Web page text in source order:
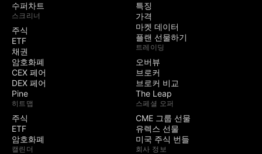
수퍼차트
스크리너
주식
ETF
채권
암호화폐
CEX 페어
DEX 페어
Pine
히트맵
주식
ETF
암호화폐
캘린더
특징
가격
마켓 데이터
플랜 선물하기
트레이딩
오버뷰
브로커
브로커 비교
The Leap
스페셜 오퍼
CME 그룹 선물
유렉스 선물
미국 주식 번들
회사 정보